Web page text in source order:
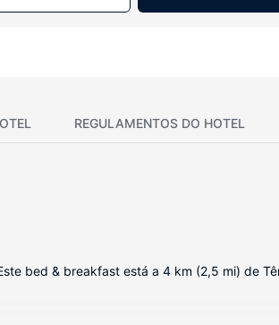
REGULAMENTOS DO HOTEL
bed & breakfast está a 4 km (2,5 mi) de